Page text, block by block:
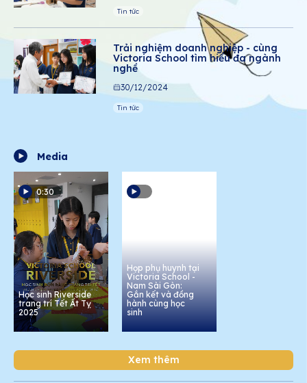
Tin tức
Trải nghiệm doanh nghiệp - cùng
Victoria School tìm hiểu đa ngành
nghề
30/12/2024
Tin tức
Media
0:30
Học sinh Riverside
trang trí Tết Ất Tỵ
2025
Họp phụ huynh tại
Victoria School -
Nam Sài Gòn:
Gắn kết và đồng
hành cùng học
sinh
Xem thêm